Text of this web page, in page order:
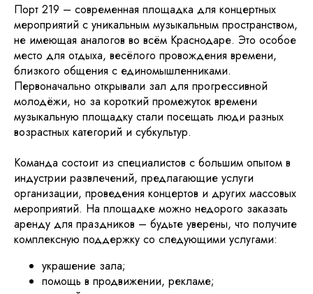
Порт 219 – современная площадка для концертных
мероприятий с уникальным музыкальным пространством,
не имеющая аналогов во всём Краснодаре. Это особое
место для отдыха, весёлого провождения времени,
близкого общения с единомышленниками.
Первоначально открывали зал для прогрессивной
молодёжи, но за короткий промежуток времени
музыкальную площадку стали посещать люди разных
возрастных категорий и субкультур.
Команда состоит из специалистов с большим опытом в
индустрии развлечений, предлагающие услуги
организации, проведения концертов и других массовых
мероприятий. На площадке можно недорого заказать
аренду для праздников – будьте уверены, что получите
комплексную поддержку со следующими услугами:
украшение зала;
помощь в продвижении, рекламе;